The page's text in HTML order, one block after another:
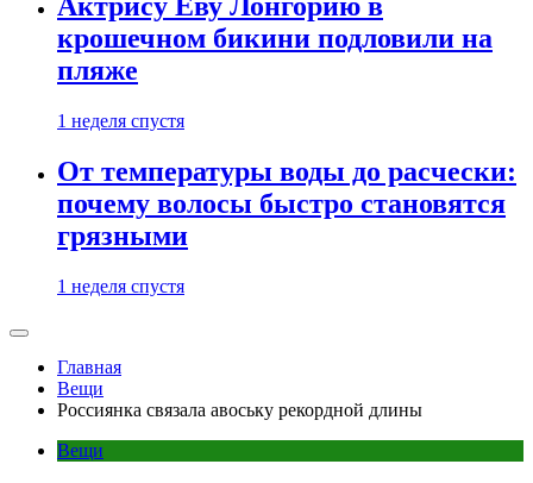
Актрису Еву Лонгорию в
крошечном бикини подловили на
пляже
1 неделя спустя
От температуры воды до расчески:
почему волосы быстро становятся
грязными
1 неделя спустя
Главная
Вещи
Россиянка связала авоську рекордной длины
Вещи